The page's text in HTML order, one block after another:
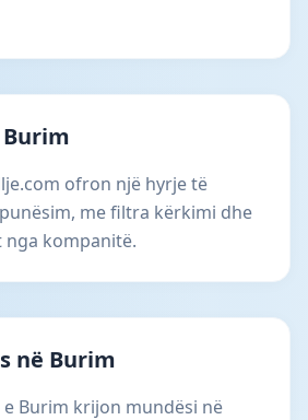
ofron një hyrje të
me filtra kërkimi dhe
kompanitë.
në Burim
Burim krijon mundësi në